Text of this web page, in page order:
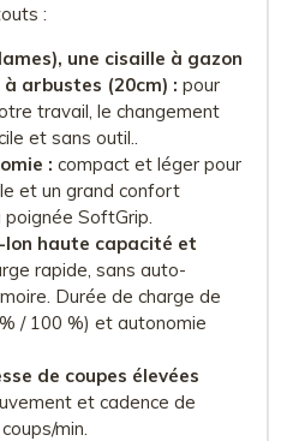
:
une cisaille à gazon
arbustes (20cm) : pour
travail, le changement
et sans outil..
: compact et léger pour
et un grand confort
poignée SoftGrip.
haute capacité et
rapide, sans auto-
Durée de charge de
/ 100 %) et autonomie
de coupes élevées
et cadence de
min.